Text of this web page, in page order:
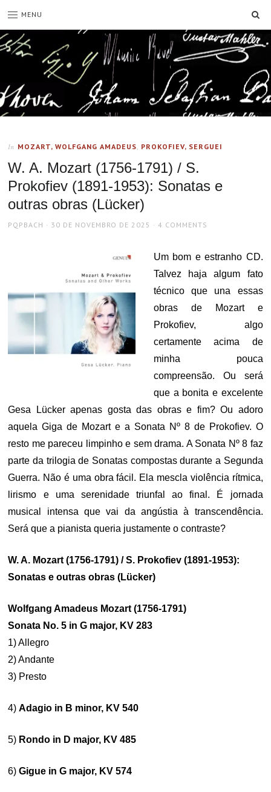
MENU
In MOZART, WOLFGANG AMADEUS, PROKOFIEV, SERGUEI
W. A. Mozart (1756-1791) / S.
Prokofiev (1891-1953): Sonatas e
outras obras (Lücker)
AUTHOR
PQPBACH
POSTED
30 DE NOVEMBRO DE 2025 4 COMMENTS
Um bom e estranho CD.
Talvez haja algum fato
técnico que una essas
obras de Mozart e
Prokofiev, algo
certamente acima de
minha pouca
compreensão. Ou será
que a bonita e excelente
Gesa Lücker apenas gosta das obras e fim? Ou adoro
aquela Giga de Mozart e a Sonata Nº 8 de Prokofiev. O
resto me pareceu limpinho e sem drama. A Sonata Nº 8 faz
parte da trilogia de Sonatas compostas durante a Segunda
Guerra. Não é uma obra fácil. Ela mescla violência rítmica,
lirismo e uma serenidade triunfal ao final. É jornada
musical intensa que vai da angústia à transcendência.
Será que a pianista queria justamente o contraste?
W. A. Mozart (1756-1791) / S. Prokofiev (1891-1953):
Sonatas e outras obras (Lücker)
Wolfgang Amadeus Mozart (1756-1791)
Sonata No. 5 in G major, KV 283
1) Allegro
2) Andante
3) Presto
4)Adagio in B minor, KV 540
5) Rondo in D major, KV 485
6)Gigue in G major, KV 574